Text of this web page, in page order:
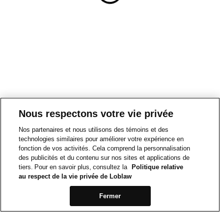
Nous respectons votre vie privée
Nos partenaires et nous utilisons des témoins et des
technologies similaires pour améliorer votre expérience en
fonction de vos activités. Cela comprend la personnalisation
des publicités et du contenu sur nos sites et applications de
tiers. Pour en savoir plus, consultez la
Politique relative
au respect de la vie privée de Loblaw
Fermer